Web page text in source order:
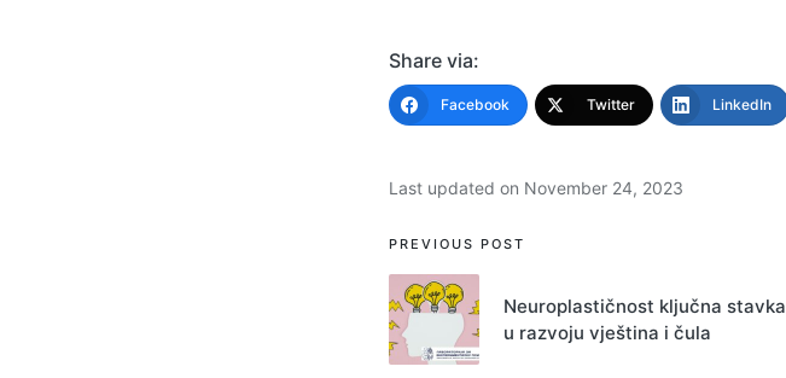
Share via:
Facebook Twitter LinkedIn
Last updated on November 24, 2023
Post
navigation
PREVIOUS POST
Neuroplastičnost ključna stavka
u razvoju vještina i čula